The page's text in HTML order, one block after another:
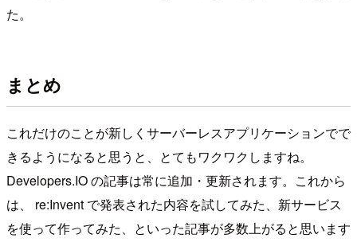
た。
まとめ
これだけのことが新しくサーバーレスアプリケーションでで
きるようになると思うと、とてもワクワクしますね。
Developers.IO の記事は常に追加・更新されます。これから
は、 re:Invent で発表された内容を試してみた、新サービス
を使って作ってみた、といった記事が多数上がると思います